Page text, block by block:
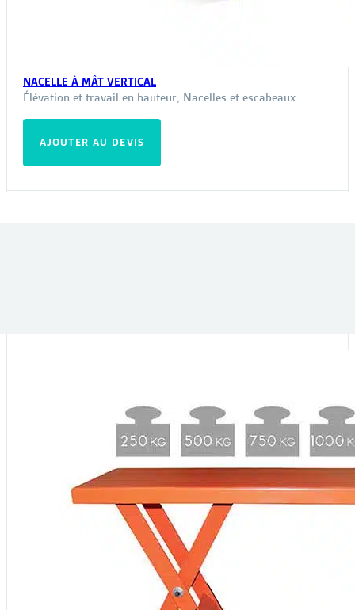
NACELLE À MÂT VERTICAL
Élévation et travail en hauteur, Nacelles et escabeaux
AJOUTER AU DEVIS